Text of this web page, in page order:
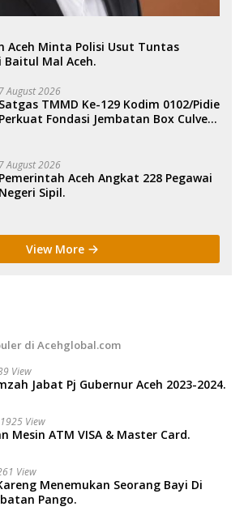
Aceh Minta Polisi Usut Tuntas
Baitul Mal Aceh.
7 August 2026
Satgas TMMD Ke-129 Kodim 0102/Pidie
Perkuat Fondasi Jembatan Box Culvert
7 August 2026
Pemerintah Aceh Angkat 228 Pegawai
Negeri Sipil.
View More
di Acehglobal.com
View
Jabat Pj Gubernur Aceh 2023-2024.
1925 View
Mesin ATM VISA & Master Card.
View
Menemukan Seorang Bayi Di
Pango.